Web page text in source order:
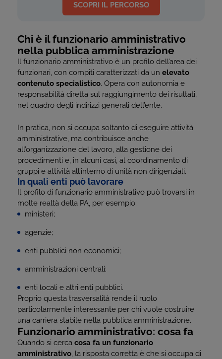
SCOPRI IL PERCORSO
Chi è il funzionario amministrativo
nella pubblica amministrazione
Il funzionario amministrativo è un profilo dell’area dei
funzionari, con compiti caratterizzati da un elevato
contenuto specialistico. Opera con autonomia e
responsabilità diretta sul raggiungimento dei risultati,
nel quadro degli indirizzi generali dell’ente.
In pratica, non si occupa soltanto di eseguire attività
amministrative, ma contribuisce anche
all’organizzazione del lavoro, alla gestione dei
procedimenti e, in alcuni casi, al coordinamento di
gruppi e attività all’interno di unità non dirigenziali.
In quali enti può lavorare
Il profilo di funzionario amministrativo può trovarsi in
molte realtà della PA, per esempio:
ministeri;
agenzie;
enti pubblici non economici;
amministrazioni centrali;
enti locali e altri enti pubblici.
Proprio questa trasversalità rende il ruolo
particolarmente interessante per chi vuole costruire
una carriera stabile nella pubblica amministrazione.
Funzionario amministrativo: cosa fa
Quando si cerca cosa fa un funzionario
amministrativo, la risposta corretta è che si occupa di